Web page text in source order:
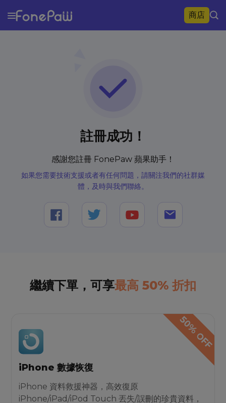
商店
註冊成功！
感謝您註冊 FonePaw 蘋果助手！
如果您需要技術支援或者有任何問題，請關注我們的社群媒
體，及時與我們聯絡。
繼續下單，可享最高 50% 折扣
iPhone 數據恢復
iPhone 資料救援神器，高效復原
iPhone/iPad/iPod Touch 丟失/誤刪的珍貴資料，